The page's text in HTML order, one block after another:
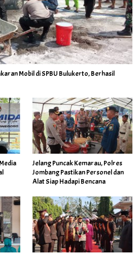
Mobil di SPBU Bulukerto, Berhasil
Jelang Puncak Kemarau, Polres
Jombang Pastikan Personel dan
Alat Siap Hadapi Bencana